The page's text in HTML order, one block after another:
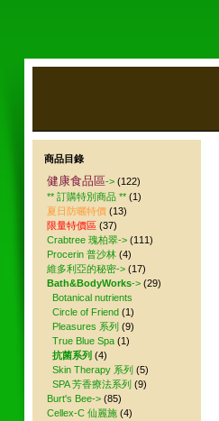
商品目錄
健康食品區-> (122)
** 訂購特別商品 ** (1)
夏日防曬特價 (13)
限量特價區 (37)
Crabtree 瑰柏翠-> (111)
Procerin 普沙林 (4)
維多利亞的秘密-> (17)
Bath&BodyWorks-> (29)
Botanical nutrients
Circle of Friend (1)
Pleasures 系列 (9)
True Blue Spa (1)
抗菌系列 (4)
Skin Therapy 系列 (5)
SPA 芳香療法系列 (9)
Burt's Bee-> (85)
Cellex-C 仙麗施 (4)